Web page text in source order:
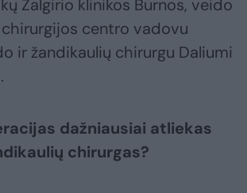
Žalgirio klinikos Burnos, veido
centro vadovu
ir žandikaulių chirurgu Daliumi
dažniausiai atliekas
chirurgas?